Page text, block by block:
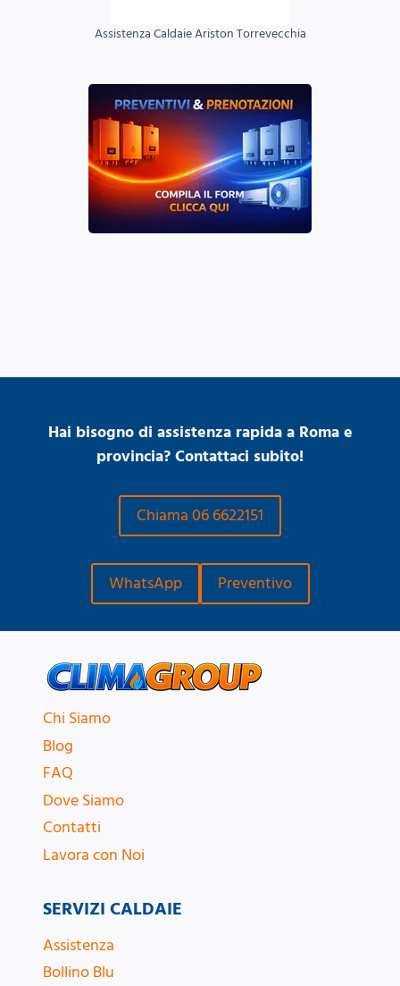
Assistenza Caldaie Ariston Torrevecchia
Hai bisogno di assistenza rapida a Roma e
provincia? Contattaci subito!
Chiama 06 6622151
WhatsApp Preventivo
Chi Siamo
Blog
FAQ
Dove Siamo
Contatti
Lavora con Noi
SERVIZI CALDAIE
Assistenza
Bollino Blu